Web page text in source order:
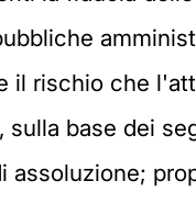
il rischio che
sulla base dei
assoluzione;